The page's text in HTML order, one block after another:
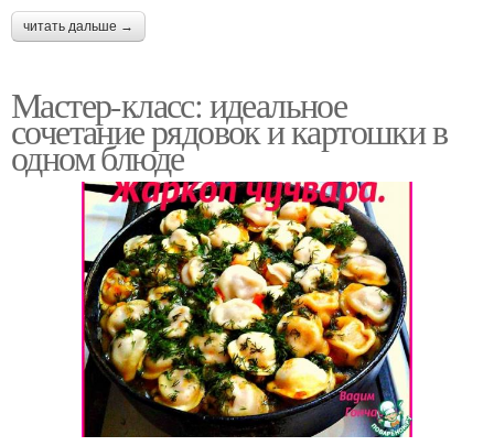
читать дальше →
Мастер-класс: идеальное
сочетание рядовок и картошки в
одном блюде